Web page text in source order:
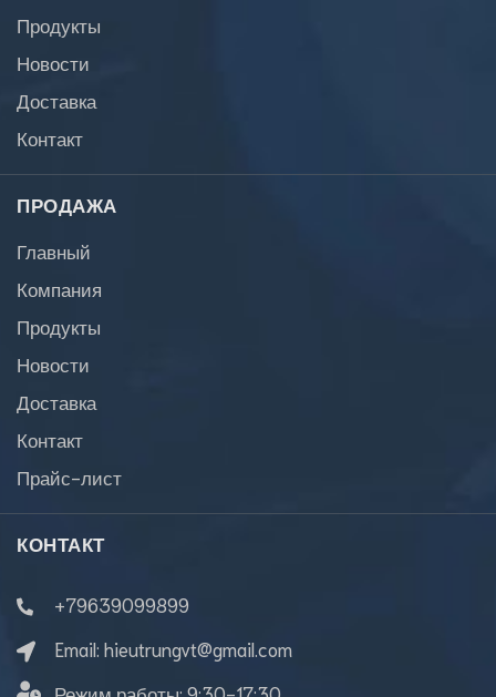
Продукты
Новости
Доставка
Контакт
ПРОДАЖА
Главный
Компания
Продукты
Новости
Доставка
Контакт
Прайс-лист
КОНТАКТ
+79639099899
Email: hieutrungvt@gmail.com
Режим работы: 9:30-17:30